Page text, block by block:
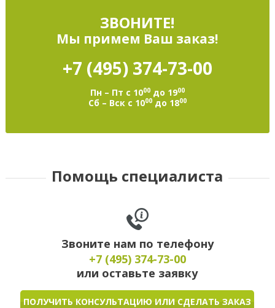
ЗВОНИТЕ!
Мы примем Ваш заказ!
+7 (495) 374-73-00
Пн – Пт с 1000до 1900
Сб – Вск с 1000до 1800
Помощь специалиста
Звоните нам по телефону
+7 (495) 374-73-00
или оставьте заявку
ПОЛУЧИТЬ КОНСУЛЬТАЦИЮ ИЛИ СДЕЛАТЬ ЗАКАЗ